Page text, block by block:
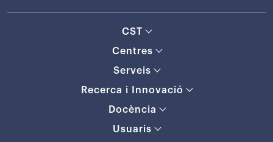
CST
Centres
Serveis
Recerca i Innovació
Docència
Usuaris